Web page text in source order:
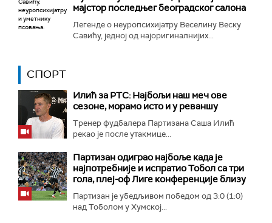
мајстор последњег београдског салона
Легенде о неуропсихијатру Веселину Веску
Савићу, једној од најоригиналнијих...
СПОРТ
Илић за РТС: Најбољи наш меч ове
сезоне, морамо исто и у реваншу
Тренер фудбалера Партизана Саша Илић
рекао је после утакмице...
Партизан одиграо најбоље када је
најпотребније и испратио Тобол са три
гола, плеј-оф Лиге конференције близу
Партизан је убедљивом победом од 3:0 (1:0)
над Тоболом у Хумској...